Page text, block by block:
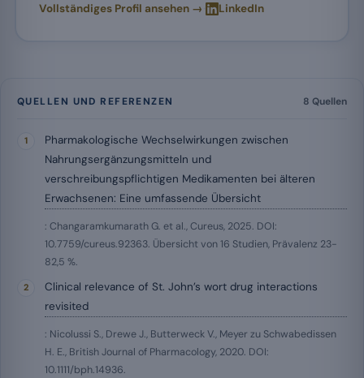
Vollständiges Profil ansehen → LinkedIn
QUELLEN UND REFERENZEN 8 Quellen
Pharmakologische Wechselwirkungen zwischen
Nahrungsergänzungsmitteln und
verschreibungspflichtigen Medikamenten bei älteren
Erwachsenen: Eine umfassende Übersicht
: Changaramkumarath G. et al., Cureus, 2025. DOI:
10.7759/cureus.92363. Übersicht von 16 Studien, Prävalenz 23-
82,5 %.
Clinical relevance of St. John’s wort drug interactions
revisited
: Nicolussi S., Drewe J., Butterweck V., Meyer zu Schwabedissen
H. E., British Journal of Pharmacology, 2020. DOI:
10.1111/bph.14936.